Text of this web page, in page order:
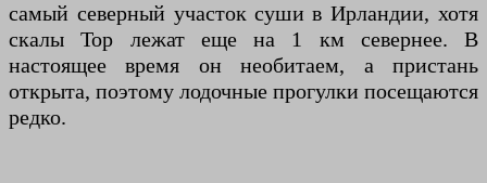
самый северный участок суши в Ирландии, хотя
скалы Тор лежат еще на 1 км севернее. В
настоящее время он необитаем, а пристань
открыта, поэтому лодочные прогулки посещаются
редко.